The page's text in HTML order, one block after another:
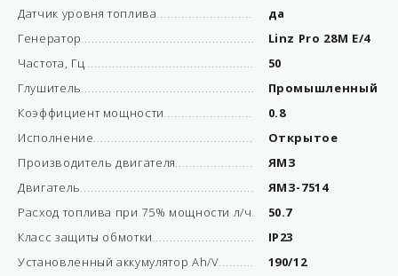
Датчик уровня топлива
да
Генератор
Linz Pro 28М Е/4
Частота, Гц
50
Глушитель
Промышленный
Коэффициент мощности
0.8
Исполнение
Открытое
Производитель двигателя
ЯМЗ
Двигатель
ЯМЗ-7514
Расход топлива при 75% мощности л/ч
50.7
Класс защиты обмотки
IP23
Установленный аккумулятор Ah/V
190/12